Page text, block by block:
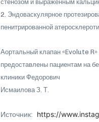
стенозом и выраженным
2. Эндоваскулярное
пенитрированной
Аортальный клапан «Evolute
предоставлены пациентам на
клиники Федорович
Исмаилова З. Т.
Источник: https://